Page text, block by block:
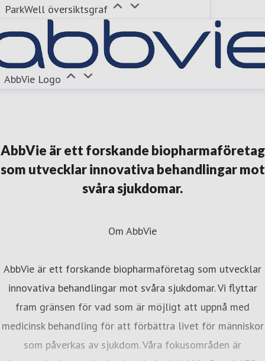
ParkWell översiktsgraf
AbbVie Logo
AbbVie är ett forskande biopharmaföretag
som utvecklar innovativa behandlingar mot
svåra sjukdomar.
Om AbbVie
AbbVie är ett forskande biopharmaföretag som utvecklar
innovativa behandlingar mot svåra sjukdomar. Vi flyttar
fram gränsen för vad som är möjligt att uppnå med
medicinsk behandling för att förbättra livet för människor
som påverkas av sjukdom. Våra fokusområden är